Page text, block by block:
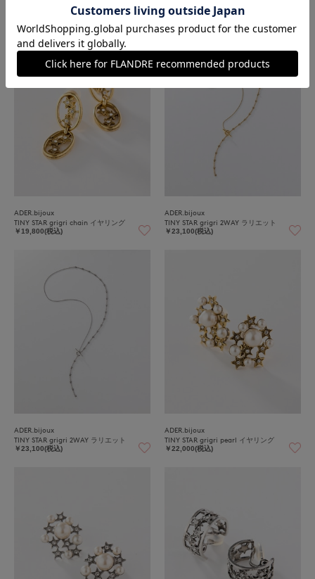
TINY STAR grigri 2WAY short ネックレス TINY STAR grigri 2WAY short ネックレス
￥23,100(税込)
ADER.bijoux
TINY STAR grigri chain イヤリング
￥19,800(税込)
ADER.bijoux
TINY STAR grigri 2WAY ラリエット
￥23,100(税込)
ADER.bijoux
TINY STAR grigri 2WAY ラリエット
￥23,100(税込)
ADER.bijoux
TINY STAR grigri pearl イヤリング
￥22,000(税込)